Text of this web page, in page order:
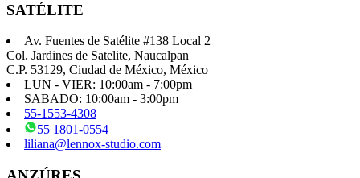
SATÉLITE
Av. Fuentes de Satélite #138 Local 2
Col. Jardines de Satelite, Naucalpan
C.P. 53129, Ciudad de México, México
LUN - VIER: 10:00am - 7:00pm
SABADO: 10:00am - 3:00pm
55-1553-4308
55 1801-0554
liliana@lennox-studio.com